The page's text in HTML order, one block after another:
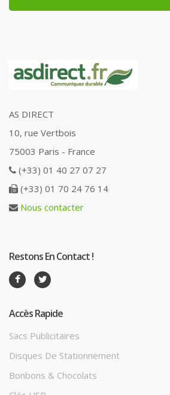
AS DIRECT
10, rue Vertbois
75003 Paris - France
(+33) 01 40 27 07 27
(+33) 01 70 24 76 14
Nous contacter
Restons En Contact !
Accès Rapide
Sacs Publicitaires
Disques De Stationnement
Bonbons & Chocolats